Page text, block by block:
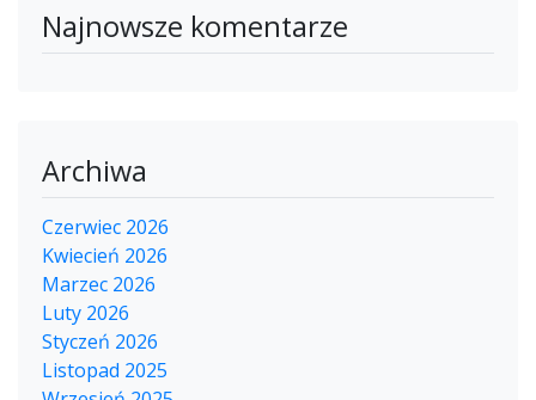
Najnowsze komentarze
Archiwa
Czerwiec 2026
Kwiecień 2026
Marzec 2026
Luty 2026
Styczeń 2026
Listopad 2025